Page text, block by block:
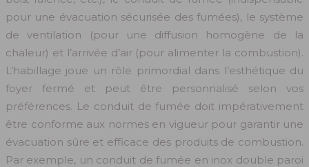
pour une évacuation sécurisée des fumées), le système
de ventilation (pour une diffusion homogène de la
chaleur) et l’arrivée d’air (pour alimenter la combustion).
L’habillage joue un rôle primordial dans l’esthétique du
foyer fermé et peut être personnalisé selon vos
préférences. Le conduit de fumée doit impérativement
être conforme aux normes en vigueur pour garantir une
évacuation sûre et efficace des produits de combustion.
Par exemple, un conduit de fumée en inox double paroi